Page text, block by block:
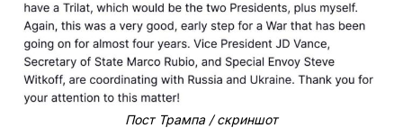
Пост Трампа / скриншот